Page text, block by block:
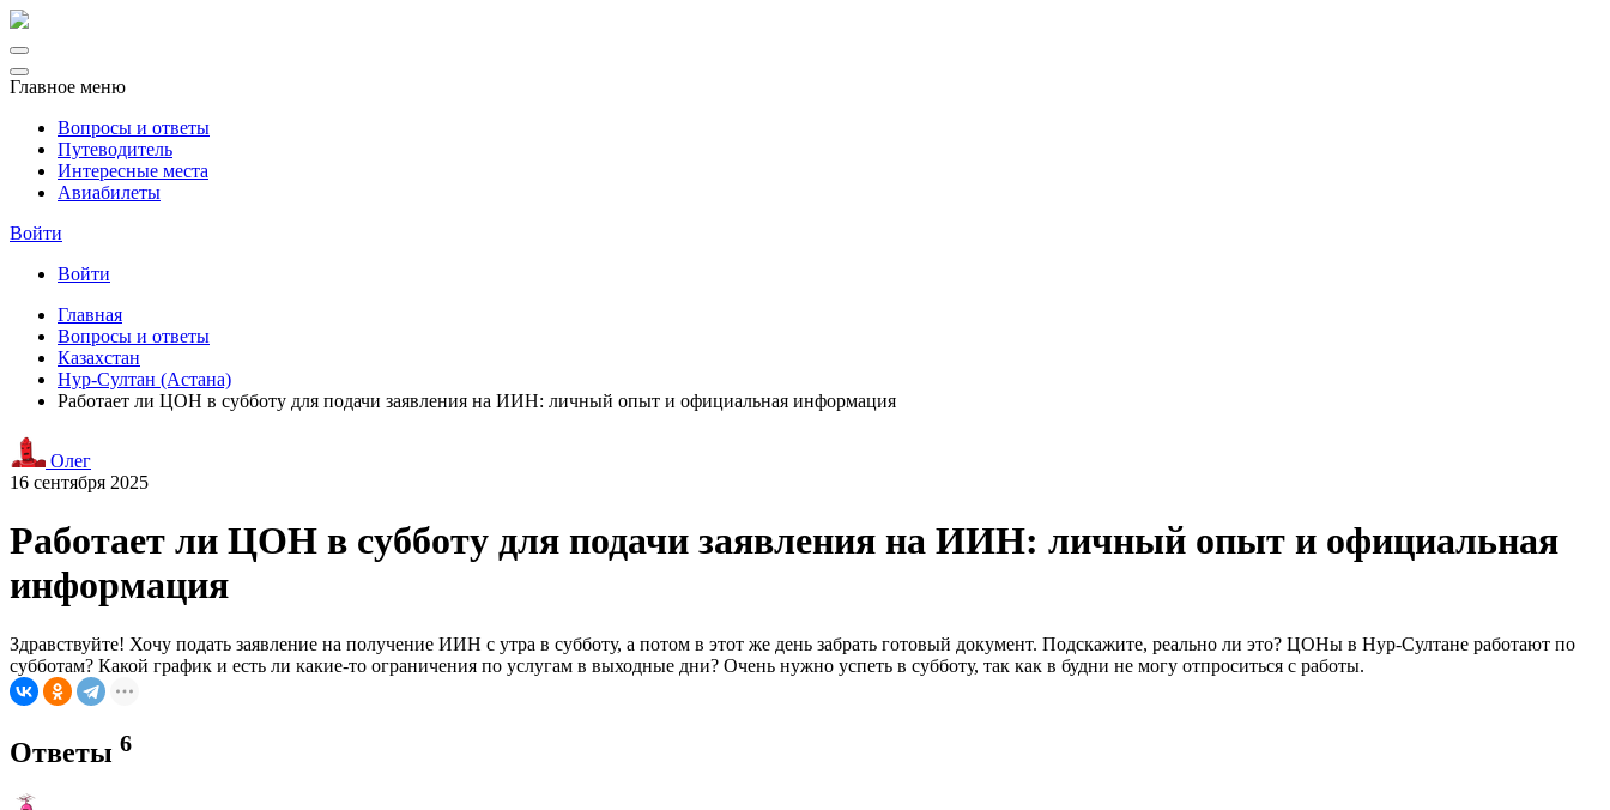
Главное меню
Вопросы и ответы
Путеводитель
Интересные места
Авиабилеты
Войти
Войти
Главная
Вопросы и ответы
Казахстан
Нур-Султан (Астана)
Работает ли ЦОН в субботу для подачи заявления на ИИН: личный опыт и официальная информация
Олег
16 сентября 2025
Работает ли ЦОН в субботу для подачи заявления на ИИН: личный опыт и официальная
информация
Здравствуйте! Хочу подать заявление на получение ИИН с утра в субботу, а потом в этот же день забрать готовый документ. Подскажите, реально ли это? ЦОНы в Нур-Султане работают по
субботам? Какой график и есть ли какие-то ограничения по услугам в выходные дни? Очень нужно успеть в субботу, так как в будни не могу отпроситься с работы.
Ответы 6